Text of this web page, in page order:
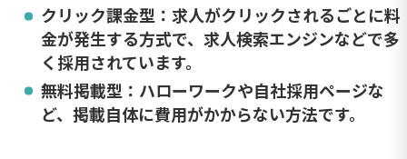
クリック課金型：求人がクリックされるごとに料
金が発生する方式で、求人検索エンジンなどで多
く採用されています。
無料掲載型 ：ハローワークや自社採用ページな
ど、掲載自体に費用がかからない方法です。